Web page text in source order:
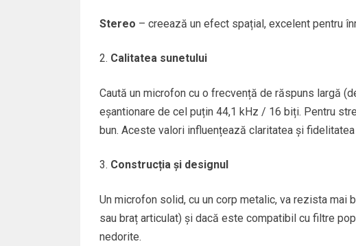
Stereo – creează un efect spațial, excelent pentru
Calitatea sunetului
Caută un microfon cu o frecvență de răspuns largă
eșantionare de cel puțin 44,1 kHz / 16 biți. Pentru
bun. Aceste valori influențează claritatea și fidelitatea
Construcția și designul
Un microfon solid, cu un corp metalic, va rezista mai
sau braț articulat) și dacă este compatibil cu filtre
nedorite.